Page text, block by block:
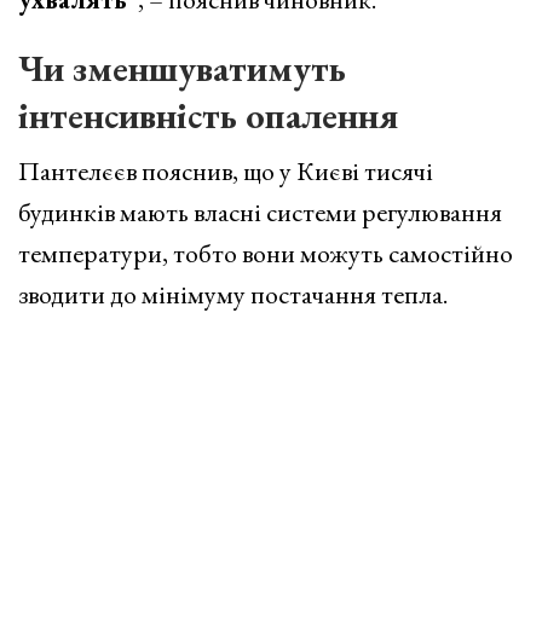
Чи зменшуватимуть
інтенсивність опалення
Пантелєєв пояснив, що у Києві тисячі
будинків мають власні системи регулювання
температури, тобто вони можуть самостійно
зводити до мінімуму постачання тепла.